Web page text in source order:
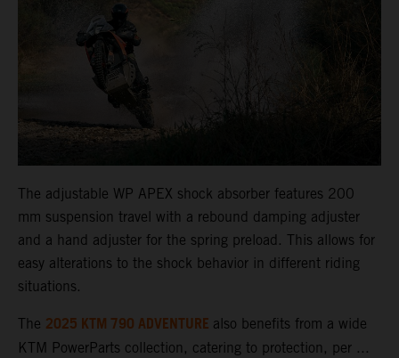
The adjustable WP APEX shock absorber features 200
mm suspension travel with a rebound damping adjuster
and a hand adjuster for the spring preload. This allows for
easy alterations to the shock behavior in different riding
situations.
The 2025 KTM 790 ADVENTURE also benefits from a wide
KTM PowerParts collection, catering to protection, per ...